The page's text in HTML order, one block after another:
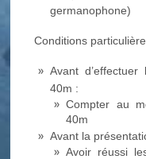
germanophone)
Conditions
Avant
40m :
Compter au
40m
Avant la
Avoir réussi